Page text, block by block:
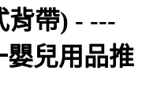
背帶) - ---
兒用品推